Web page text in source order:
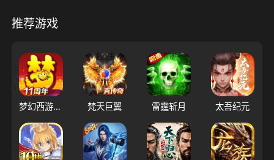
推荐游戏
梦幻西游（大陆服） 梵天巨翼 雷霆斩月 太吾纪元